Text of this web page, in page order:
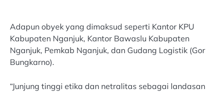
Adapun obyek yang dimaksud seperti Kantor KPU
Kabupaten Nganjuk, Kantor Bawaslu Kabupaten
Nganjuk, Pemkab Nganjuk, dan Gudang Logistik (Gor
Bungkarno).
“Junjung tinggi etika dan netralitas sebagai landasan